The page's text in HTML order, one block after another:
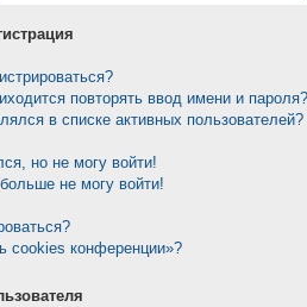
повторять ввод имени и пароля?
в списке активных пользователей?
но не могу войти!
не могу войти!
cookies конференции»?